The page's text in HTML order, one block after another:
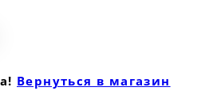
Вернуться в магазин